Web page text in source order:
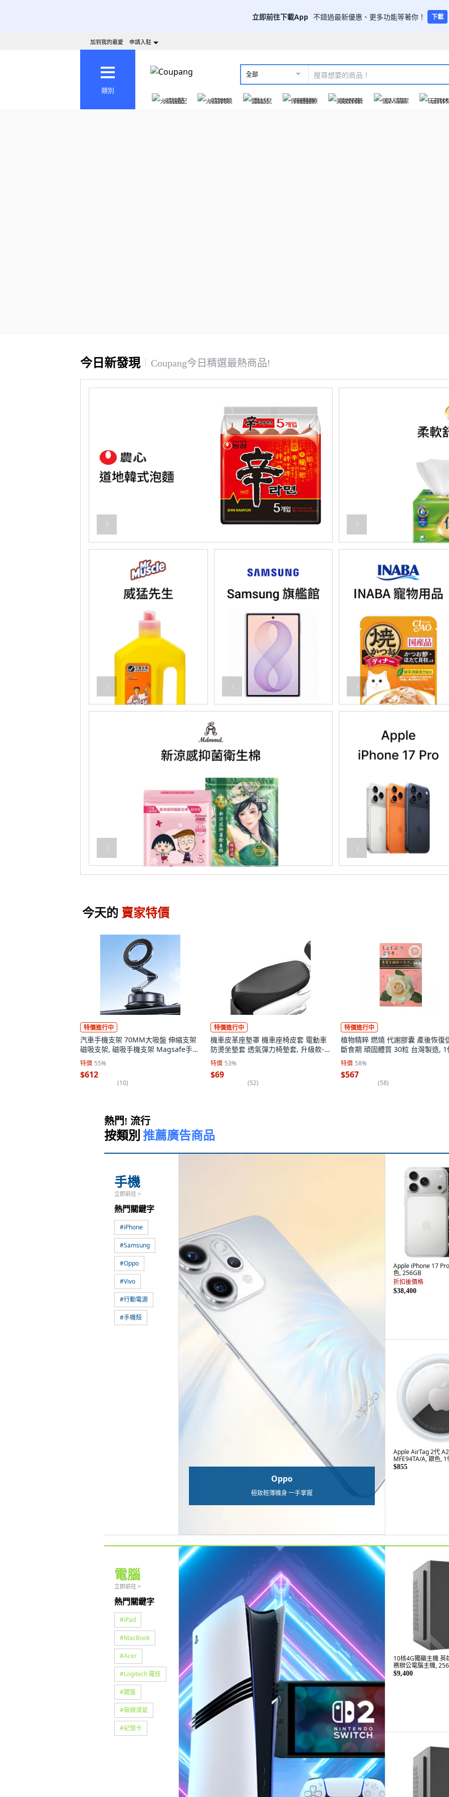
立即前往下載App 不錯過最新優惠、更多功能等著你！ 下載
加到我的最愛 申請入駐
類別
全部
火箭速配 火箭跨境 嬰幼兒 保健醫療 美妝保養 個人清潔 玩具
今日新發現 Coupang今日精選最熱商品!
今天的 賣家特價
特價進行中
汽車手機支架 70MM大吸盤 伸縮支架
磁吸支架, 磁吸手機支架 Magsafe手機
支架 磁吸支架 摺叠手機支架 手機架 黑
色, 1個
特價 55%
$612
(10)
特價進行中
機車皮革座墊罩 機車座椅皮套 電動車
防燙坐墊套 透氣彈力椅墊套, 升級款-
經典黑【65-80通用】, 1個
特價 53%
$69
(52)
特價進行中
植物精粹 燃燒 代謝膠囊 產後恢復
斷食期 頑固體質 30粒 台灣製造, 1
30顆
特價 58%
$567
(58)
熱門! 流行
按類別 推薦廣告商品
手機
立即前往 >
熱門關鍵字
#iPhone
#Samsung
#Oppo
#Vivo
#行動電源
#手機殼
Oppo
極致輕薄機身 一手掌握
Apple iPhone 17
色, 256GB
折扣後價格
$38,400
Apple AirTag 2代
MFE94TA/A, 銀色, 1
$855
電腦
立即前往 >
熱門關鍵字
#iPad
#MacBook
#Acer
#Logitech 羅技
#鍵盤
#無線滑鼠
#記憶卡
10核4G獨顯主機 英
務辦公電腦主機,
WIN11 Pro, GTX
$9,400